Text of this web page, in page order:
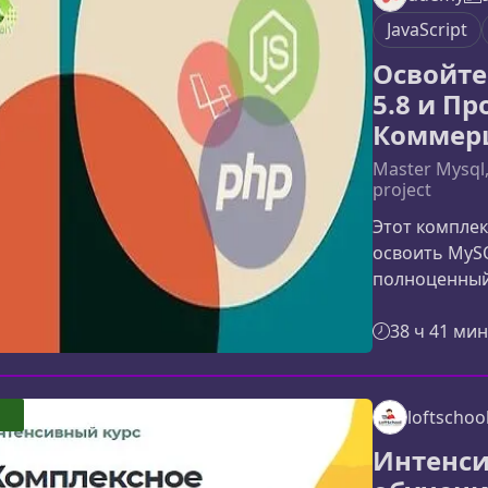
высокой
управления
JavaScript
5.8 и
Master
project
Этот
освоить
Материал
синтаксис и
их в
вас ждет в
части:
активным
38 ч 41 мин
loftschool